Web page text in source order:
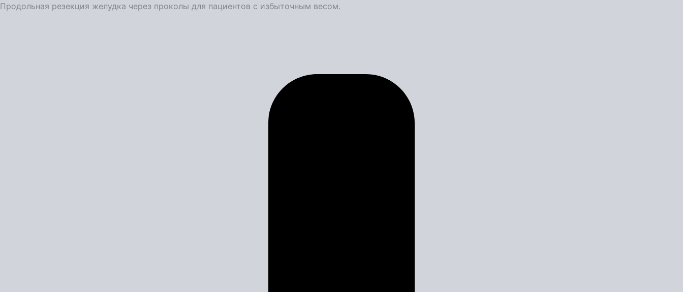
Продольная резекция желудка через проколы для пациентов с избыточным весом.